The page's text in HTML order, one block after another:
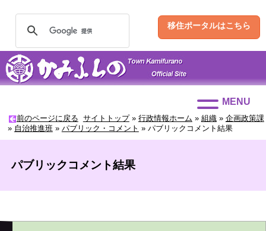
移住ポータルはこちら
MENU
前のページに戻る サイトトップ» 行政情報ホーム » 組織» 企画政策課
» 自治推進班» パブリック・コメント » パブリックコメント結果
パブリックコメント結果